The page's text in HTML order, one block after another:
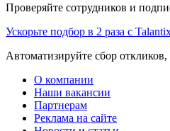
Проверяйте сотрудников и
Ускорьте подбор в 2 раза с
Автоматизируйте сбор
О компании
Наши вакансии
Партнерам
Реклама на сайте